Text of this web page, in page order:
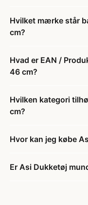
Hvilket mærke står
cm?
Hvad er EAN /
46 cm?
Hvilken kategori
cm?
Hvor kan jeg købe
Er Asi Dukketøj